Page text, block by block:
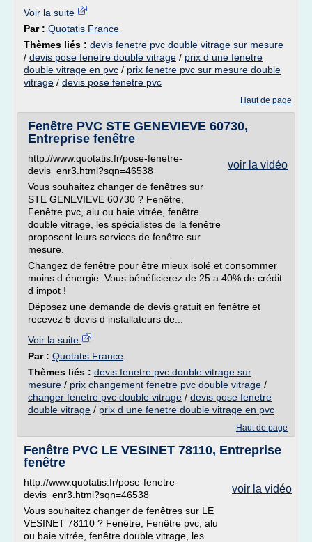
Voir la suite
Par : Quotatis France
Thèmes liés : devis fenetre pvc double vitrage sur mesure
/ devis pose fenetre double vitrage / prix d une fenetre
double vitrage en pvc / prix fenetre pvc sur mesure double
vitrage / devis pose fenetre pvc
Haut de page
Fenêtre PVC STE GENEVIEVE 60730,
Entreprise fenêtre
voir la vidéo
http://www.quotatis.fr/pose-fenetre-
devis_enr3.html?sqn=46538
Vous souhaitez changer de fenêtres sur
STE GENEVIEVE 60730 ? Fenêtre,
Fenêtre pvc, alu ou baie vitrée, fenêtre
double vitrage, les spécialistes de la fenêtre
proposent leurs services de fenêtre sur
mesure.
Changez de fenêtre pour être mieux isolé et consommer
moins d énergie. Vous bénéficierez de 25 a 40% de crédit
d impot !
Déposez une demande de devis gratuit en fenêtre et
recevez 5 devis d installateurs de...
Voir la suite
Par : Quotatis France
Thèmes liés : devis fenetre pvc double vitrage sur
mesure / prix changement fenetre pvc double vitrage /
changer fenetre pvc double vitrage / devis pose fenetre
double vitrage / prix d une fenetre double vitrage en pvc
Haut de page
Fenêtre PVC LE VESINET 78110, Entreprise
fenêtre
voir la vidéo
http://www.quotatis.fr/pose-fenetre-
devis_enr3.html?sqn=46538
Vous souhaitez changer de fenêtres sur LE
VESINET 78110 ? Fenêtre, Fenêtre pvc, alu
ou baie vitrée, fenêtre double vitrage, les